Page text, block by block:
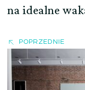
na idealne
POPRZEDNIE